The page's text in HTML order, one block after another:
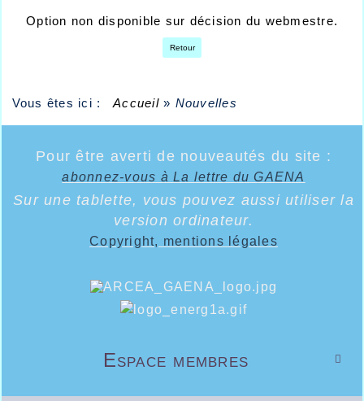
Option non disponible sur décision du webmestre.
Retour
Vous êtes ici : Accueil » Nouvelles
Pour être averti de nouveautés du site :
abonnez-vous à La lettre du GAENA
Sur une tablette, vous pouvez aussi utiliser la
version ordinateur.
Copyright, mentions légales

Espace membres